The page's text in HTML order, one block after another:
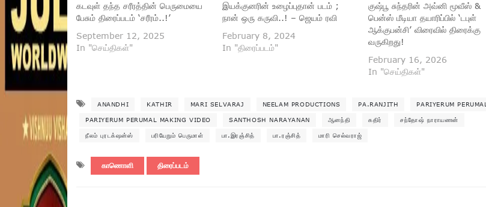
கடவுள் தந்த சரீரத்தின் பெருமையை
பேசும் திரைப்படம் ‘சரீரம்..!’
September 12, 2025
In "செய்திகள்"
இயக்குனரின் உழைப்புதான் படம் ;
நான் ஒரு கருவி..! – ஜெயம் ரவி
February 8, 2024
In "திரைப்படம்"
குஷ்பூ சுந்தரின் அவ்னி மூவீஸ் &
பென்ஸ் மீடியா தயாரிப்பில் ‘டபுள்
ஆக்குபன்சி’ விரைவில் திரைக்கு
வருகிறது!
February 16, 2026
In "செய்திகள்"
ANANDHI KATHIR MARI SELVARAJ NEELAM PRODUCTIONS PA.RANJITH PARIYERUM PERUMAL
PARIYERUM PERUMAL MAKING VIDEO SANTHOSH NARAYANAN ஆனந்தி கதிர் சந்தோஷ் நாராயணன்
நீலம் புரடக்‌ஷன்ஸ் பரியேறும் பெருமாள் பா.இரஞ்சித் பா.ரஞ்சித் மாரி செல்வராஜ்
காணொளி திரைப்படம்